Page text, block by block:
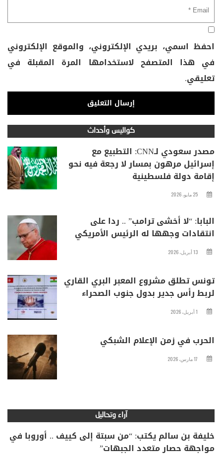
احفظ اسمي، بريدي الإلكتروني، والموقع الإلكتروني
في هذا المتصفح لاستخدامها المرة المقبلة في
تعليقي.
كواليس وأحداث
مصدر سعودي لـCNN: التطبيع مع
إسرائيل مرهون بمسار لا رجعة فيه نحو
إقامة دولة فلسطينية
25 مايو، 2026
البابا: “لا أخشى ترامب” .. ردا على
انتقادات وجهها له الرئيس الأمريكي
13 أبريل، 2026
تونس تطلق مشروع المعبر البري القاري
لربط رأس جدير بدول جنوب الصحراء
1 أبريل، 2026
الحرب في زمن الإعلام الشبكي
17 مارس، 2026
آراء وتحاليل
خليفة بن سالم يكتب: “من سبتة إلى كييف .. أوروبا في
مواجهة حصار متعدد الجبهات”